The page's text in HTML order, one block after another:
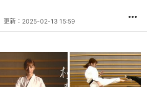
更新： 2025-02-13 15:59